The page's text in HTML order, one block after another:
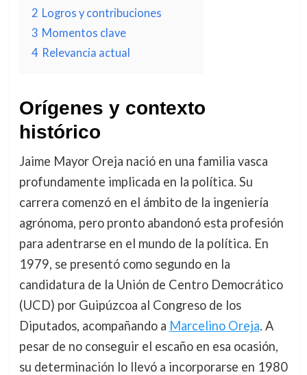
2 Logros y contribuciones
3 Momentos clave
4 Relevancia actual
Orígenes y contexto
histórico
Jaime Mayor Oreja nació en una familia vasca
profundamente implicada en la política. Su
carrera comenzó en el ámbito de la ingeniería
agrónoma, pero pronto abandonó esta profesión
para adentrarse en el mundo de la política. En
1979, se presentó como segundo en la
candidatura de la Unión de Centro Democrático
(UCD) por Guipúzcoa al Congreso de los
Diputados, acompañando a Marcelino Oreja. A
pesar de no conseguir el escaño en esa ocasión,
su determinación lo llevó a incorporarse en 1980